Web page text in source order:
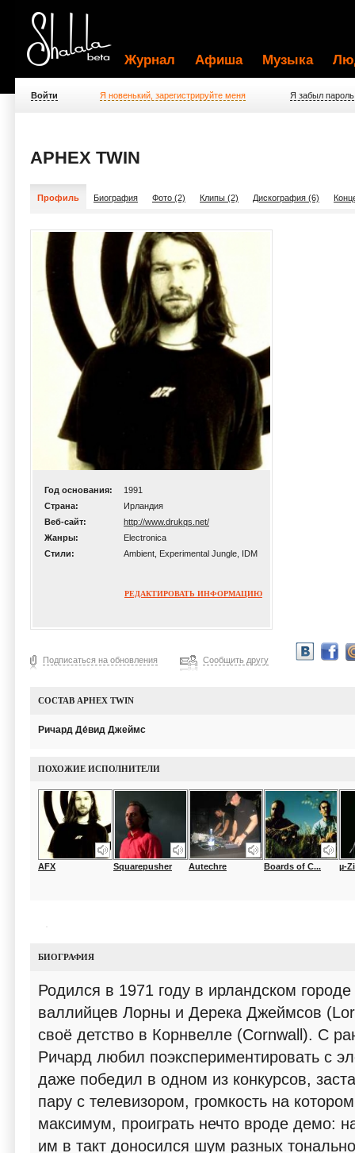
Журнал Афиша Музыка
Войти Я новенький, зарегистрируйте меня Я забыл пароль
APHEX TWIN
Профиль Биография Фото (2) Клипы (2) Дискография (6)
Год основания:
1991
Страна:
Ирландия
Веб-сайт:
http://www.drukqs.net/
Жанры:
Electronica
Стили:
Ambient, Experimental Jungle, IDM
РЕДАКТИРОВАТЬ ИНФОРМАЦИЮ
Подписаться на обновления Сообщить другу
СОСТАВ APHEX TWIN
Ричард Де́вид Джеймс
ПОХОЖИЕ ИСПОЛНИТЕЛИ
AFX Squarepusher Autechre Boards of C... µ-
БИОГРАФИЯ
Родился в 1971 году в ирландском
валлийцев Лорны и Дерека Джеймсов
своё детство в Корнвелле (Cornwall). С
Ричард любил поэкспериментировать с
даже победил в одном из конкурсов,
пару с телевизором, громкость на
максимум, проиграть нечто вроде демо:
им в такт доносился шум разных